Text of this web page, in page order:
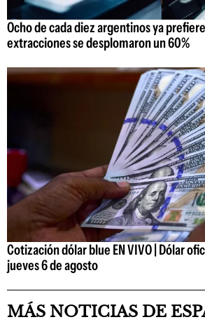
Ocho de cada diez argentinos ya
extracciones se desplomaron un 60%
Cotización dólar blue EN VIVO | Dólar
jueves 6 de agosto
MÁS NOTICIAS DE